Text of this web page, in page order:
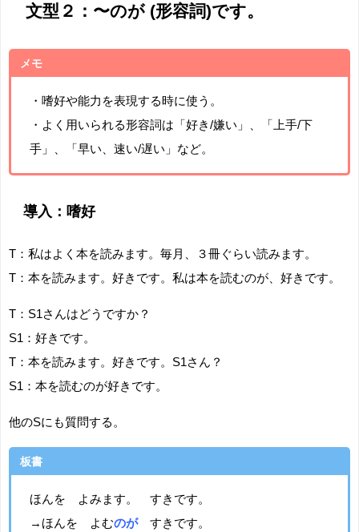
文型２：〜のが (形容詞)です。
メモ
・嗜好や能力を表現する時に使う。
・よく用いられる形容詞は「好き/嫌い」、「上手/下
手」、「早い、速い/遅い」など。
導入：嗜好
T：私はよく本を読みます。毎月、３冊ぐらい読みます。
T：本を読みます。好きです。私は本を読むのが、好きです。
T：S1さんはどうですか？
S1：好きです。
T：本を読みます。好きです。S1さん？
S1：本を読むのが好きです。
他のSにも質問する。
板書
ほんを よみます。 すきです。
→ほんを よむのがすきです。